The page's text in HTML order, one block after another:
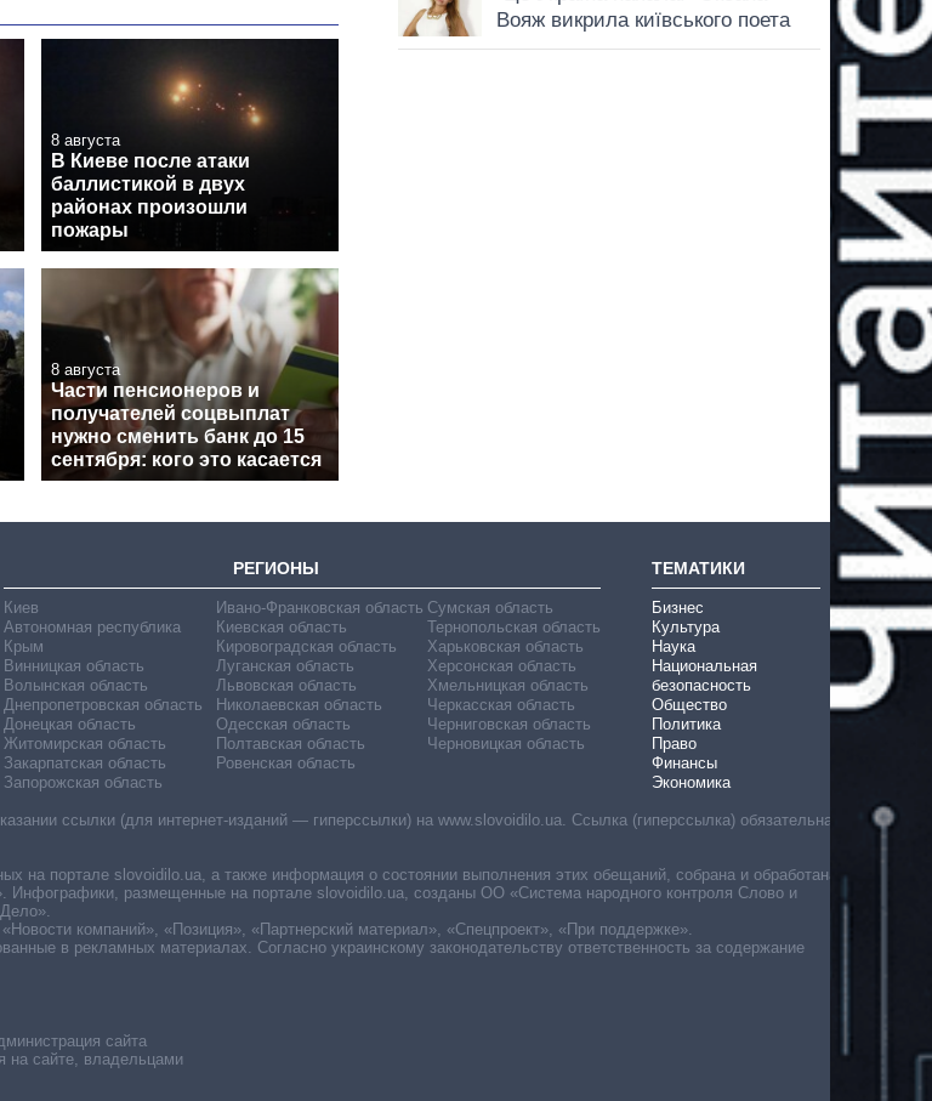
8 августа
В Киеве после атаки
баллистикой в двух
районах произошли
пожары
8 августа
Части пенсионеров и
получателей соцвыплат
нужно сменить банк до 15
сентября: кого это касается
РЕГИОНЫ
Киев
Автономная республика
Крым
Винницкая область
Волынская область
Днепропетровская область
Донецкая область
Житомирская область
Закарпатская область
Запорожская область
Ивано-Франковская область
Киевская область
Кировоградская область
Луганская область
Львовская область
Николаевская область
Одесская область
Полтавская область
Ровенская область
Сумская область
Тернопольская область
Харьковская область
Херсонская область
Хмельницкая область
Черкасская область
Черниговская область
Черновицкая область
ТЕМАТИКИ
Бизнес
Культура
Наука
Национальная
безопасность
Общество
Политика
Право
Финансы
Экономика
сайта
на сайте, владельцами
ссылки (для интернет-изданий — гиперссылки) на www.slovoidilo.ua. Ссылка (гиперссылка) обязательна
на портале slovoidilo.ua, а также информация о состоянии выполнения этих обещаний, собрана и обработана
размещенные на портале slovoidilo.ua, созданы ОО «Система народного контроля Слово и
компаний», «Позиция», «Партнерский материал», «Спецпроект», «При поддержке».
в рекламных материалах. Согласно украинскому законодательству ответственность за содержание